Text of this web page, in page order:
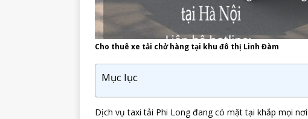
Cho thuê xe tải chở hàng tại khu đô thị Linh Đàm
Mục lục
Dịch vụ taxi tải Phi Long đang có mặt tại khắp mọi